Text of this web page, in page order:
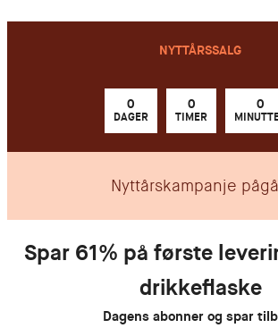
NYTTÅRSSALG
0
DAGER
0
TIMER
0
Nyttårskampanje
Spar 61% på første
drikkeflaske
Dagens abonner og spar